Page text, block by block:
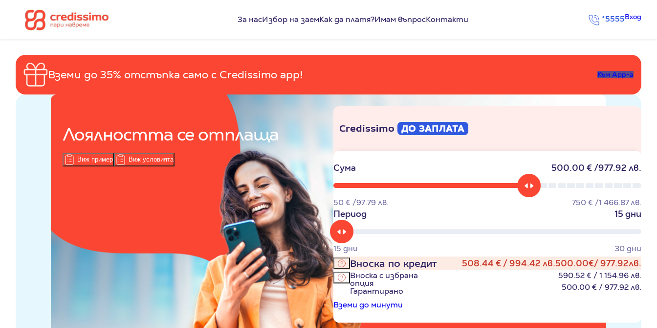
За насИзбор на заемКак да платя?Имам въпросКонтакти *5555Вход
Вземи до 35% отстъпка само с Credissimo app! Към App-a
Лоялността се отплаща
Виж пример Виж условията
Credissimo ДО ЗАПЛАТА
Сума 500.00 € 977.92 лв.
50€ 97.79 лв. 750€ 1 466.87лв.
Период 15 дни
15 дни 30дни
Вноска по кредит 508.44 € 994.42 лв.500.00€ 977.92лв.
Вноска с избрана
опция
Гарантирано
590.52€ 1 154.96лв.
500.00€ 977.92лв.
Вземи до минути